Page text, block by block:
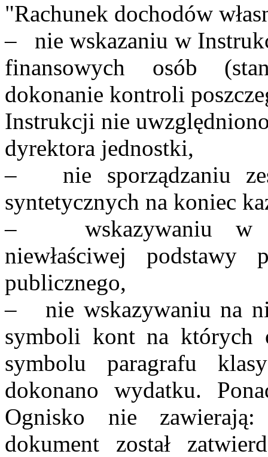
"Rachunek dochodów
– nie wskazaniu w
finansowych osób
dokonanie kontroli
Instrukcji nie
dyrektora jednostki,
– nie sporządzaniu
syntetycznych na koniec
– wskazywaniu w
niewłaściwej podstawy
publicznego,
– nie wskazywaniu na
symboli kont na których
symbolu paragrafu
dokonano wydatku.
Ognisko nie
dokument został